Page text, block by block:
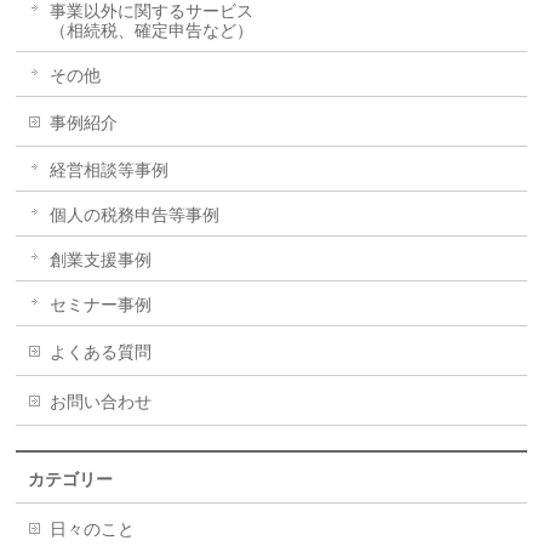
事業以外に関するサービス
（相続税、確定申告など）
その他
事例紹介
経営相談等事例
個人の税務申告等事例
創業支援事例
セミナー事例
よくある質問
お問い合わせ
カテゴリー
日々のこと